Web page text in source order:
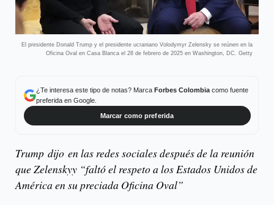
El presidente Donald Trump y el presidente ucraniano Volodymyr Zelensky se reúnen en la
Oficina Oval en Casa Blanca el 28 de febrero de 2025 en Washington, DC. Getty
¿Te interesa este tipo de notas? Marca Forbes Colombiacomo fuente
preferida en Google.
Marcar como preferida
Trump dijo en las redes sociales después de la reunión
que Zelenskyy “faltó el respeto a los Estados Unidos de
América en su preciada Oficina Oval”